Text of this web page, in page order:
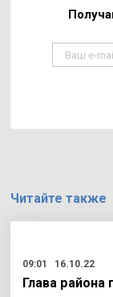
Читайте также
09:01
16.10.22
Глава